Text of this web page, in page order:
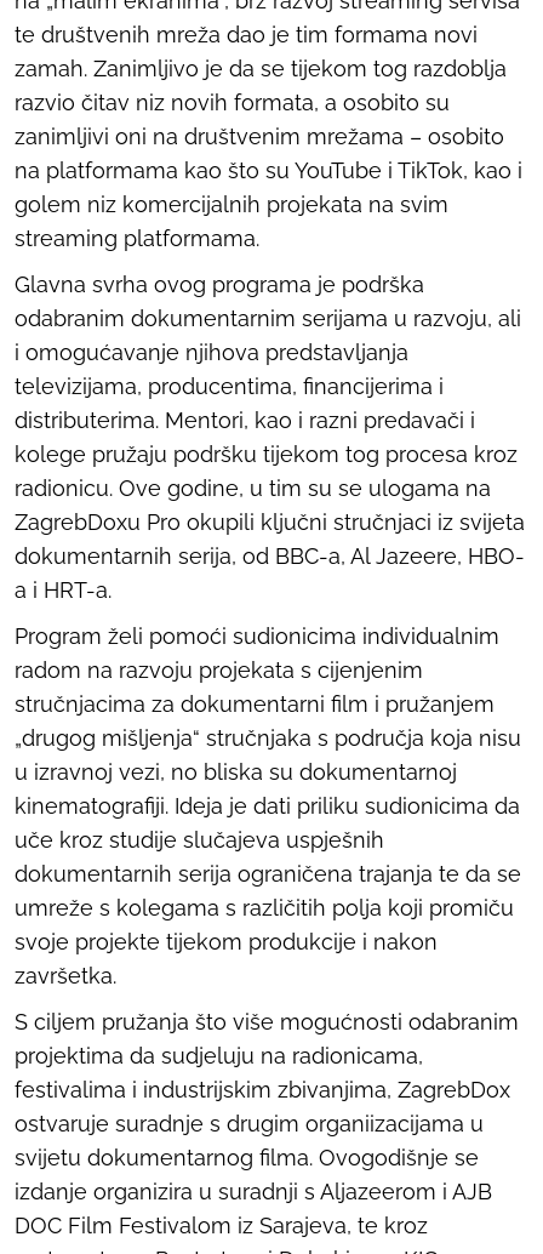
te društvenih mreža dao je tim formama novi
zamah. Zanimljivo je da se tijekom tog razdoblja
razvio čitav niz novih formata, a osobito su
zanimljivi oni na društvenim mrežama – osobito
na platformama kao što su YouTube i TikTok, kao i
golem niz komercijalnih projekata na svim
streaming platformama.
Glavna svrha ovog programa je podrška
odabranim dokumentarnim serijama u razvoju, ali
i omogućavanje njihova predstavljanja
televizijama, producentima, financijerima i
distributerima. Mentori, kao i razni predavači i
kolege pružaju podršku tijekom tog procesa kroz
radionicu. Ove godine, u tim su se ulogama na
ZagrebDoxu Pro okupili ključni stručnjaci iz svijeta
dokumentarnih serija, od BBC-a, Al Jazeere, HBO-
a i HRT-a.
Program želi pomoći sudionicima individualnim
radom na razvoju projekata s cijenjenim
stručnjacima za dokumentarni film i pružanjem
„drugog mišljenja“ stručnjaka s područja koja nisu
u izravnoj vezi, no bliska su dokumentarnoj
kinematografiji. Ideja je dati priliku sudionicima da
uče kroz studije slučajeva uspješnih
dokumentarnih serija ograničena trajanja te da se
umreže s kolegama s različitih polja koji promiču
svoje projekte tijekom produkcije i nakon
završetka.
S ciljem pružanja što više mogućnosti odabranim
projektima da sudjeluju na radionicama,
festivalima i industrijskim zbivanjima, ZagrebDox
ostvaruje suradnje s drugim organiizacijama u
svijetu dokumentarnog filma. Ovogodišnje se
izdanje organizira u suradnji s Aljazeerom i AJB
DOC Film Festivalom iz Sarajeva, te kroz